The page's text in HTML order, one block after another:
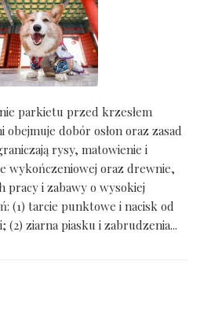
parkietu przed krzesłem
dobór osłon oraz zasad
rysy, matowienie i
wykończeniowej oraz drewnie,
pracy i zabawy o wysokiej
(1) tarcie punktowe i nacisk od
(2) ziarna piasku i zabrudzenia...